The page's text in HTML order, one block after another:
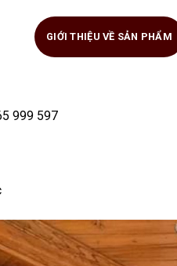
GIỚI THIỆU VỀ SẢN PHẨM
999 597